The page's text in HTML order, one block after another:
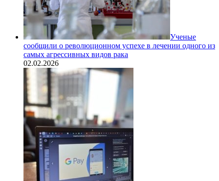
Ученые
сообщили о революционном успехе в лечении одного из
самых агрессивных видов рака
02.02.2026